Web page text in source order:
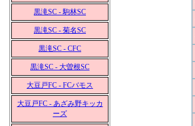
黒滝SC - 駒林SC
黒滝SC - 菊名SC
黒滝SC - CFC
黒滝SC - 大曽根SC
大豆戸FC - FCバモス
大豆戸FC - あざみ野キッカ
ーズ